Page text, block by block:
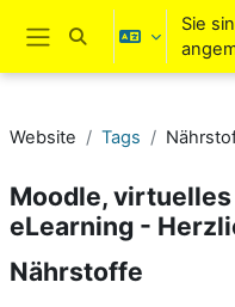
Zum Hauptinhalt
Website-Übersicht
Sucheingabe
Sie
Website Tags
Moodle,
eLearning -
Nährstoffe